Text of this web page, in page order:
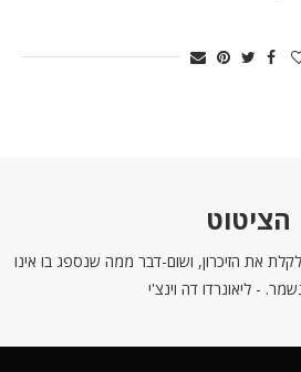
הציטוט
את הזיכרון, ושום-דבר ממה שנספג בו אינו
- ליאונרדו דה וינצ'י